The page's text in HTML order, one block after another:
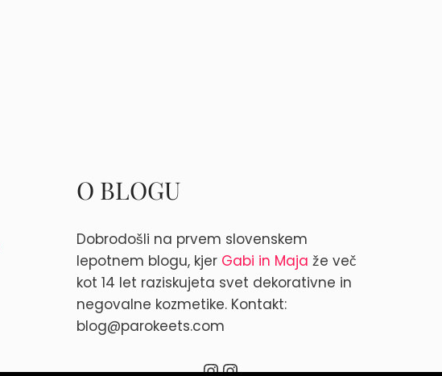
O BLOGU
Dobrodošli na prvem slovenskem
lepotnem blogu, kjer Gabi in Maja že več
kot 14 let raziskujeta svet dekorativne in
negovalne kozmetike. Kontakt:
blog@parokeets.com
Instagram
Instagram